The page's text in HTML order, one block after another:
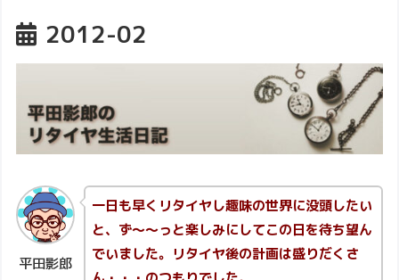
2012-02
平田影郎
一日も早くリタイヤし趣味の世界に没頭したい
と、ず～～っと楽しみにしてこの日を待ち望ん
でいました。リタイヤ後の計画は盛りだくさ